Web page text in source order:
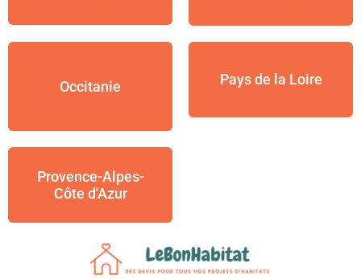
Occitanie Pays de la Loire
Provence-Alpes-
Côte d'Azur